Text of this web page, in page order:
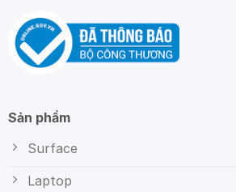
Sản phẩm
Surface
Laptop